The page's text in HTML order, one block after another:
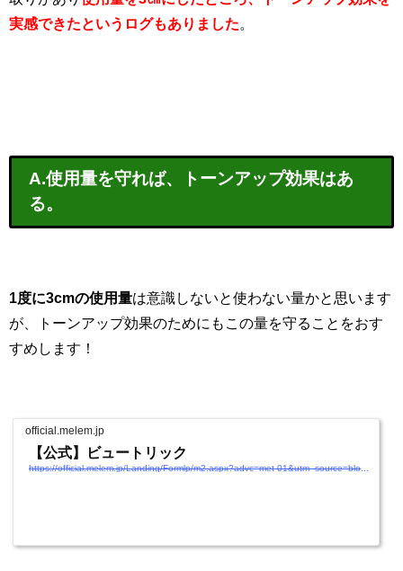
実感できたというログもありました
A.使用量を守れば、トーンアップ効果はあ
る。
1度に3cmの使用量は意識しないと使わない量かと思います
が、トーンアップ効果のためにもこの量を守ることをおす
すめします！
official.melem.jp
【公式】ビュートリック